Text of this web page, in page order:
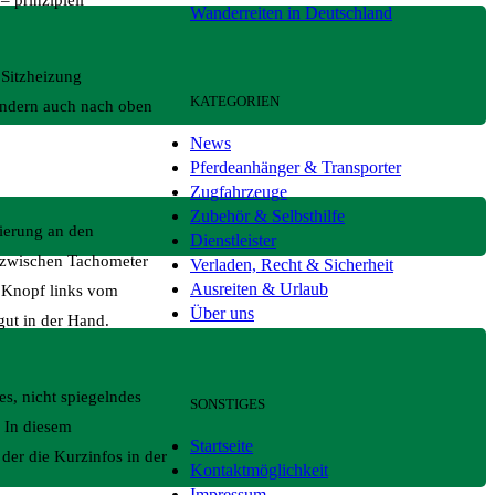
auch nach oben
an den
Tachometer
Knopf links vom
in der Hand.
nicht spiegelndes
diesem
die Kurzinfos in der
Wanderreiten in Deutschland
KATEGORIEN
News
Pferdeanhänger & Transporter
Zugfahrzeuge
Zubehör & Selbsthilfe
Dienstleister
Verladen, Recht & Sicherheit
Ausreiten & Urlaub
Über uns
SONSTIGES
Startseite
Kontaktmöglichkeit